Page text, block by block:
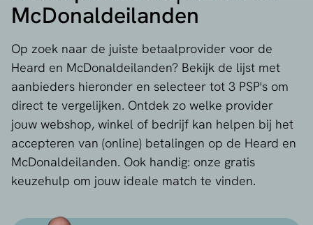
McDonaldeilanden
Op zoek naar de juiste betaalprovider voor de
Heard en McDonaldeilanden? Bekijk de lijst met
aanbieders hieronder en selecteer tot 3 PSP's om
direct te vergelijken. Ontdek zo welke provider
jouw webshop, winkel of bedrijf kan helpen bij het
accepteren van (online) betalingen op de Heard en
McDonaldeilanden. Ook handig: onze gratis
keuzehulp om jouw ideale match te vinden.